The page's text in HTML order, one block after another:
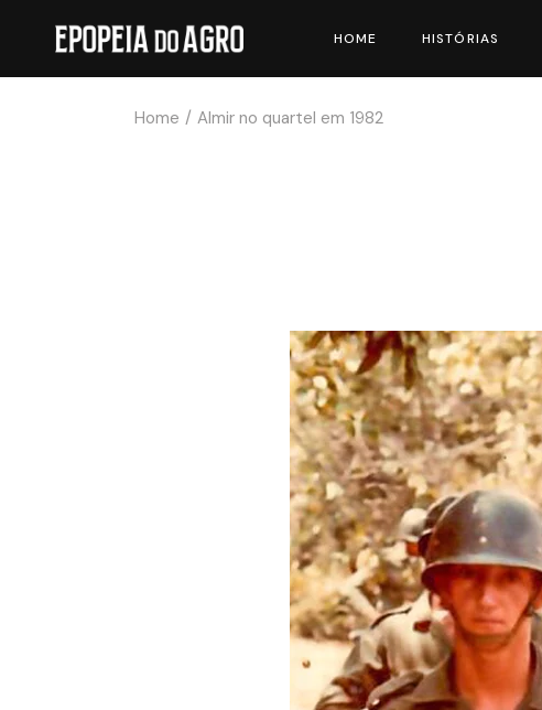
HOME HISTÓRIAS
Home Almir no quartel em 1982